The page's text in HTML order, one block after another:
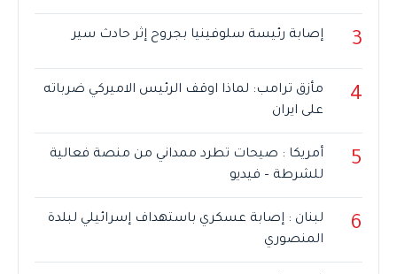
3 إصابة رئيسة سلوفينيا بجروح إثر حادث سير
4
مأزق ترامب: لماذا اوقف الرئيس الاميركي ضرباته
على ايران
5
أمريكا : صيحات تطرد ممداني من منصة فعالية
للشرطة – فيديو
6
لبنان : إصابة عسكري باستهداف إسرائيلي لبلدة
المنصوري